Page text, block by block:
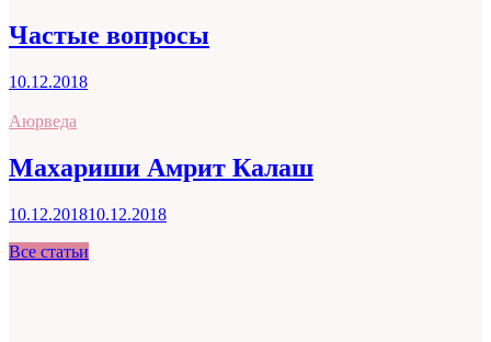
Частые вопросы
10.12.2018
Аюрведа
Махариши Амрит Калаш
10.12.201810.12.2018
Все статьи